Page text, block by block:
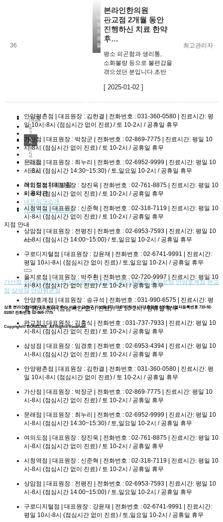
힘들어하셨던역류성
식도염도 사라지셨다고
하는데요…
36
내용을
보시려면
의료법상
로그인이
필요합니다
본라인한의원
판교점 2개월 동안
진행하신 치료 한약
후…
평소 피곤함과 생리통,
소화불량 등으로 불편감을
겪으셨던 분입니다.초반
없애고 대장 습열을
있도록 처방을
해드렸고후반에 전반적인
[ 2025-01-02 ]
최고관리자
처음
1
2
3
4
5
다음
맨끝
개인정보처리방침
이용약관
네트워크소개
네트워크 가입안내
지점 안내
안양평촌점 | 대표원장 : 김한결 | 전화번호 : 031-360-0580 | 진료시간: 평
일 10시-8시 (점심시간 없이 진료) / 토 10-2시 / 공휴일 휴무
가산점 | 대표원장 : 박장군 | 전화번호 : 02-869-7775 | 진료시간: 평일 10
시-8시 (점심시간 없이 진료) / 토 10-2시 / 공휴일 휴무
문래점 | 대표원장 : 최누리 | 전화번호 : 02-6952-9999 | 진료시간: 평일 10
시-8시 (점심시간 14:30~15:30) / 토,일요일 10-2시 / 공휴일 휴무
여의도점 | 대표원장 : 장진욱 | 전화번호 : 02-761-8875 | 진료시간: 평일 10
시-8시 (점심시간 없이 진료) / 토 10-2시 / 공휴일 휴무
시청역점 | 대표원장 : 신준혁 | 전화번호 : 02-318-7119 | 진료시간: 평일 10
시-8시 (점심시간 없이 진료) / 토 10-2시 / 공휴일 휴무
상암점 | 대표원장 : 전평진 | 전화번호 : 02-6953-7593 | 진료시간: 평일 10
시-8시 (점심시간 14:00~15:00) / 토,일요일 10-2시 / 공휴일 휴무
구로디지털점 | 대표원장 : 강윤재 | 전화번호 : 02-6741-9991 | 진료시간:
평일 10시-8시 (점심시간 없이 진료) / 토,일요일 10-2시 / 공휴일 휴무
을지로점 | 대표원장 : 박주환 | 전화번호 : 02-720-9997 | 진료시간: 평일 10
시-8시 (점심시간 없이 진료) / 토 10-2시 / 공휴일 휴무
안양호계점 | 대표원장 : 송규석 | 전화번호 : 031-990-6575 | 진료시간: 평
일 10시-8시 (점심시간 없이 진료) / 토 10-2시 / 공휴일 휴무
판교점 | 대표원장 : 김홍식 | 전화번호 : 031-737-7933 | 진료시간: 평일 10
시-8시 (점심시간 없이 진료) / 토 10-2시 / 공휴일 휴무
삼성점 | 대표원장 : 임경호 | 전화번호 : 02-6953-4394 | 진료시간: 평일 10
시-8시 (점심시간 없이 진료) / 토 10-2시 / 공휴일 휴무
안양평촌점 | 대표원장 : 김한결 | 전화번호 : 031-360-0580 | 진료시간: 평
일 10시-8시 (점심시간 없이 진료) / 토 10-2시 / 공휴일 휴무
가산점 | 대표원장 : 박장군 | 전화번호 : 02-869-7775 | 진료시간: 평일 10
시-8시 (점심시간 없이 진료) / 토 10-2시 / 공휴일 휴무
문래점 | 대표원장 : 최누리 | 전화번호 : 02-6952-9999 | 진료시간: 평일 10
시-8시 (점심시간 14:30~15:30) / 토,일요일 10-2시 / 공휴일 휴무
여의도점 | 대표원장 : 장진욱 | 전화번호 : 02-761-8875 | 진료시간: 평일 10
시-8시 (점심시간 없이 진료) / 토 10-2시 / 공휴일 휴무
시청역점 | 대표원장 : 신준혁 | 전화번호 : 02-318-7119 | 진료시간: 평일 10
시-8시 (점심시간 없이 진료) / 토 10-2시 / 공휴일 휴무
상암점 | 대표원장 : 전평진 | 전화번호 : 02-6953-7593 | 진료시간: 평일 10
시-8시 (점심시간 14:00~15:00) / 토,일요일 10-2시 / 공휴일 휴무
구로디지털점 | 대표원장 : 강윤재 | 전화번호 : 02-6741-9991 | 진료시간:
평일 10시-8시 (점심시간 없이 진료) / 토,일요일 10-2시 / 공휴일 휴무
가산점 문래점 여의도점 시청역점 상암점 구로디지털점 을지로점 안양호계점 판교
점 삼성점 안양평촌점
상호 본라인한의원 대표박장군 주소서울시 금천구 가산동 371-17 BYC하이시티1층광장 120호 사업자등록번호 710-92-
01057 전화번호 02-869-7775
Copyright© BONELINE .All Rights Reserved.